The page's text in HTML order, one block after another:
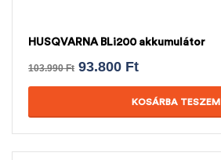
HUSQVARNA BLi200 akkumulátor
103.990Ft 93.800 Ft
KOSÁRBA TESZEM